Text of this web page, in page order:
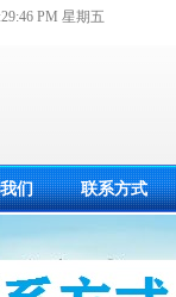
们 联系方式
PM 星期五